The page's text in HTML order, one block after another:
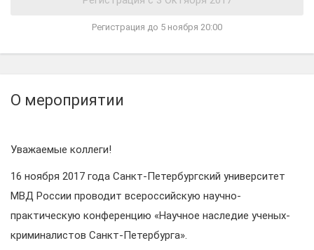
Регистрация до 5 ноября 20:00
О мероприятии
Уважаемые коллеги!
16 ноября 2017 года Санкт-Петербургский университет
МВД России проводит всероссийскую научно-
практическую конференцию «Научное наследие ученых-
криминалистов Санкт-Петербурга».